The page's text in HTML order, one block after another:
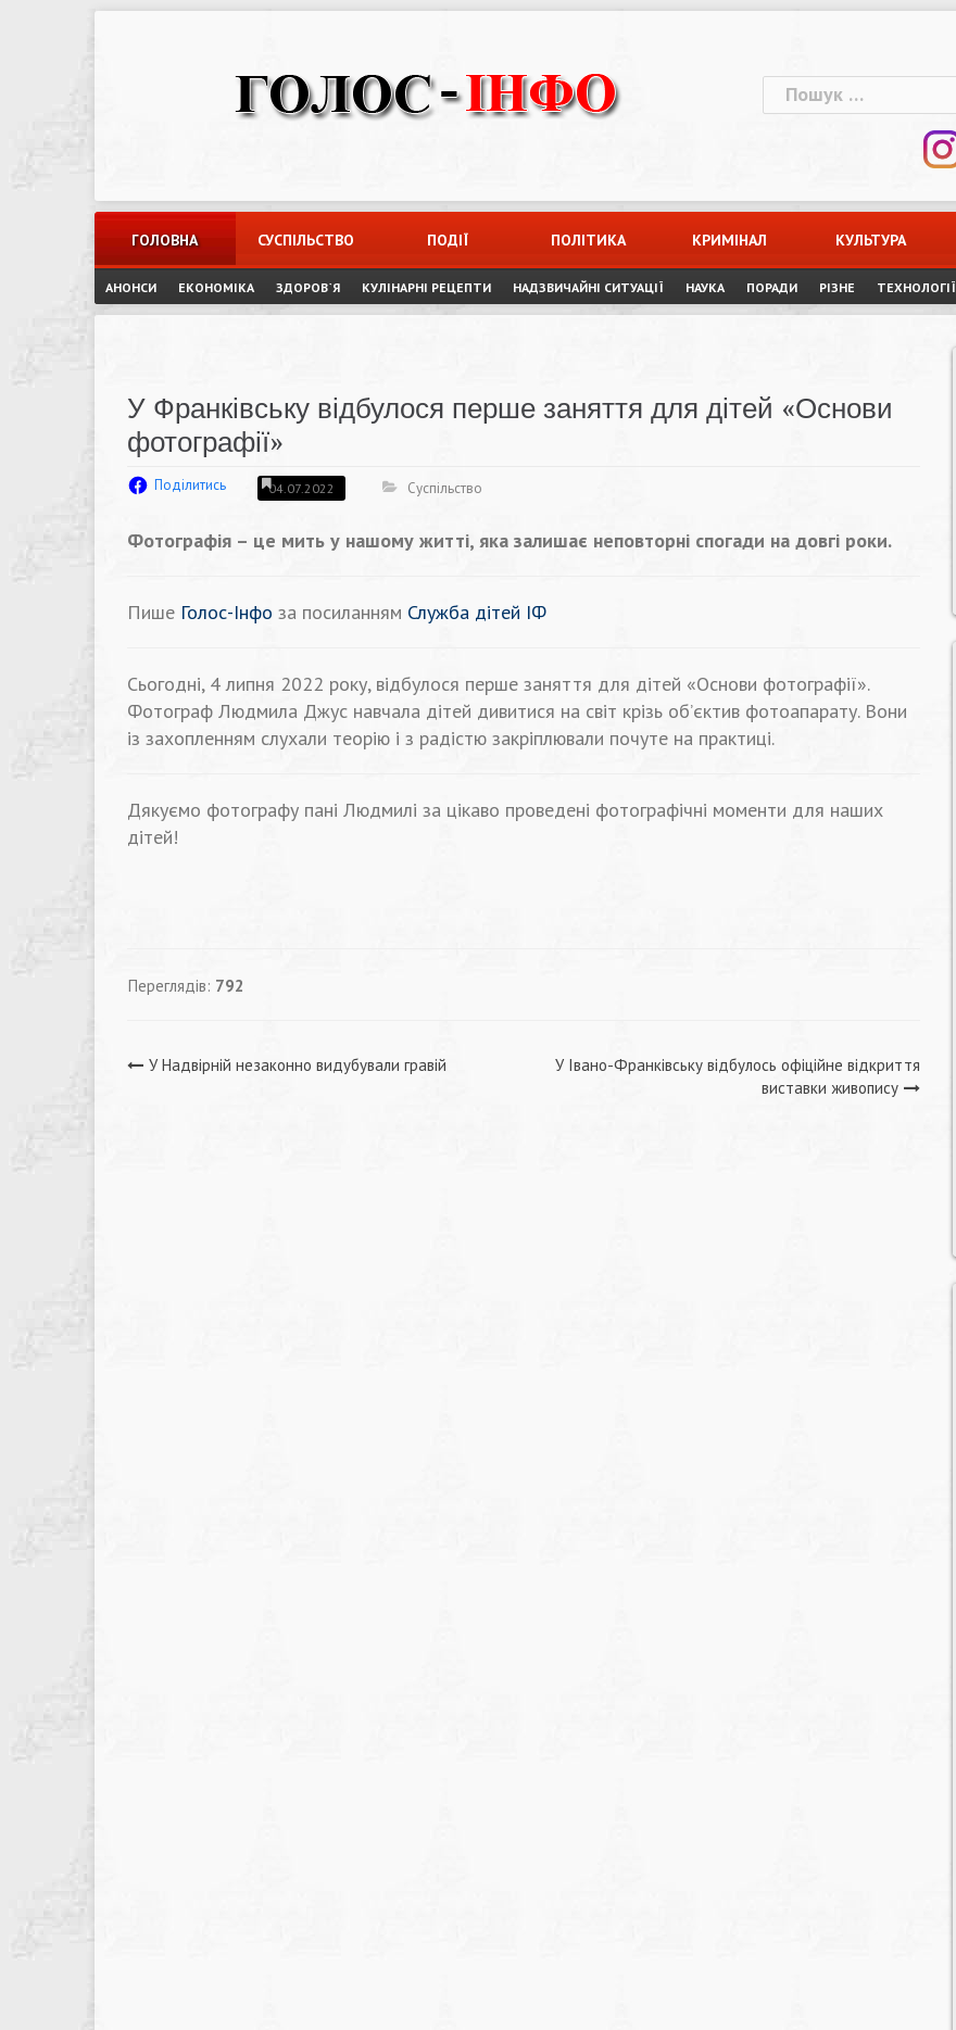
Пошук:
ГОЛОВНА СУСПІЛЬСТВО ПОДІЇ ПОЛІТИКА КРИМІНАЛ КУЛЬТУРА
АНОНСИ ЕКОНОМІКА ЗДОРОВ`Я КУЛІНАРНІ РЕЦЕПТИ НАДЗВИЧАЙНІ СИТУАЦІЇ НАУКА ПОРАДИ РІЗНЕ ТЕХНОЛОГІЇ
У Франківську відбулося перше заняття для дітей «Основи
фотографії»
Поділитись 04.07.2022 Суспільство
Фотографія – це мить у нашому житті, яка залишає неповторні спогади на довгі роки.
Пише Голос-Інфо за посиланням Служба дітей ІФ
Сьогодні, 4 липня 2022 року, відбулося перше заняття для дітей «Основи фотографії».
Фотограф Людмила Джус навчала дітей дивитися на світ крізь об’єктив фотоапарату. Вони
із захопленням слухали теорію і з радістю закріплювали почуте на практиці.
Дякуємо фотографу пані Людмилі за цікаво проведені фотографічні моменти для наших
дітей!
Переглядів: 792
Навігація
У Надвірній незаконно видубували гравій
У Івано-Франківську відбулось офіційне відкриття
виставки живопису